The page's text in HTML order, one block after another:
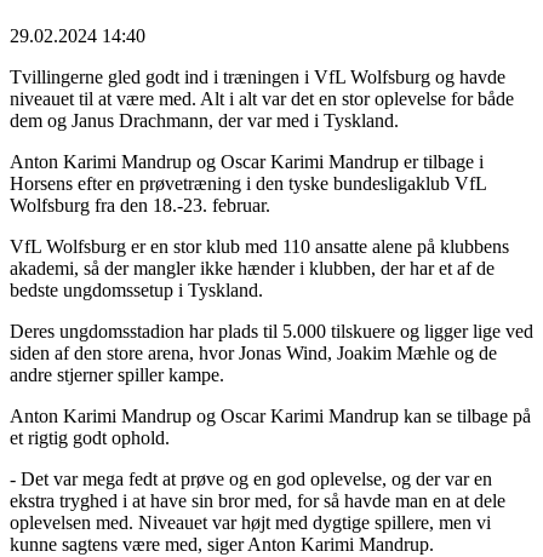
29.02.2024 14:40
Tvillingerne gled godt ind i træningen i VfL Wolfsburg og havde
niveauet til at være med. Alt i alt var det en stor oplevelse for både
dem og Janus Drachmann, der var med i Tyskland.
Anton Karimi Mandrup og Oscar Karimi Mandrup er tilbage i
Horsens efter en prøvetræning i den tyske bundesligaklub VfL
Wolfsburg fra den 18.-23. februar.
VfL Wolfsburg er en stor klub med 110 ansatte alene på klubbens
akademi, så der mangler ikke hænder i klubben, der har et af de
bedste ungdomssetup i Tyskland.
Deres ungdomsstadion har plads til 5.000 tilskuere og ligger lige ved
siden af den store arena, hvor Jonas Wind, Joakim Mæhle og de
andre stjerner spiller kampe.
Anton Karimi Mandrup og Oscar Karimi Mandrup kan se tilbage på
et rigtig godt ophold.
- Det var mega fedt at prøve og en god oplevelse, og der var en
ekstra tryghed i at have sin bror med, for så havde man en at dele
oplevelsen med. Niveauet var højt med dygtige spillere, men vi
kunne sagtens være med, siger Anton Karimi Mandrup.